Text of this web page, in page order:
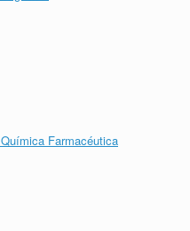
Farmacéutica